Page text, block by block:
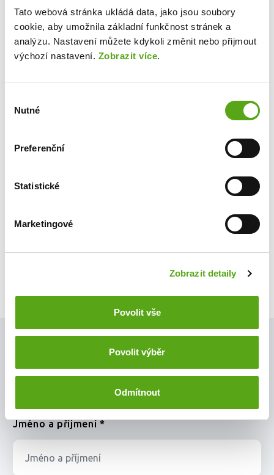
Tato webová stránka ukládá data, jako jsou soubory
cookie, aby umožnila základní funkčnost stránek a
analýzu. Nastavení můžete kdykoli změnit nebo přijmout
výchozí nastavení. Zobrazit více.
souhlasu
Nutné
Preferenční
Statistické
Marketingové
Zobrazit detaily
Povolit vše
Povolit výběr
Odmítnout
TANKARTA BENEFIT – tankování za
zvýhodněné ceny v síti Orlen
slevy a jiné výhody u vybraných dodavatelů
divadel, slevy na ubytování v českých i
odměny za doporučení nových kolegů
Místo výkonu práce:
Pracovní poměr:
Platové podmínky:
Máte zájem o tuto pozici?
spojíme.
Jméno a příjmení *